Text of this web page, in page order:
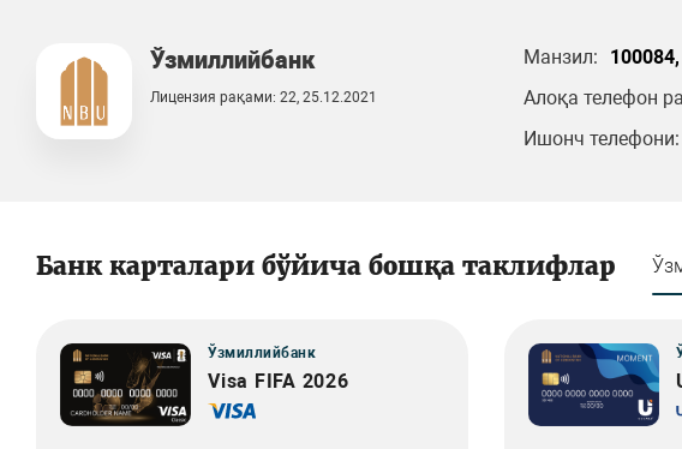
Ўзмиллийбанк
Лицензия рақами: 22, 25.12.2021
Манзил:
Алоқа телефон
Ишонч телефони:
Банк карталари бўйича бошқа таклифлар
Ўзмиллийбанк
Visa FIFA 2026